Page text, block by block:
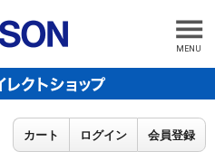
MENU
カート ログイン 会員登録